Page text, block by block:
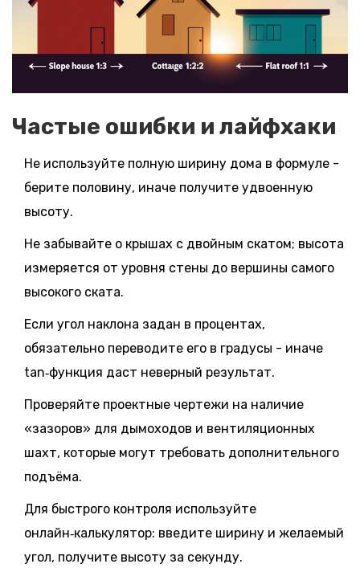
Частые ошибки и лайфхаки
Не используйте полную ширину дома в формуле -
берите половину, иначе получите удвоенную
высоту.
Не забывайте о крышах с двойным скатом; высота
измеряется от уровня стены до вершины самого
высокого ската.
Если угол наклона задан в процентах,
обязательно переводите его в градусы - иначе
tan‑функция даст неверный результат.
Проверяйте проектные чертежи на наличие
«зазоров» для дымоходов и вентиляционных
шахт, которые могут требовать дополнительного
подъёма.
Для быстрого контроля используйте
онлайн‑калькулятор: введите ширину и желаемый
угол, получите высоту за секунду.